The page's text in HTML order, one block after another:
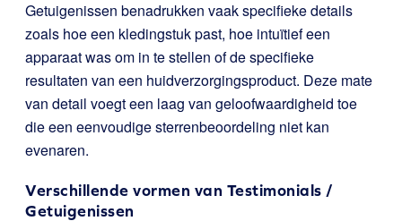
Getuigenissen benadrukken vaak specifieke details
zoals hoe een kledingstuk past, hoe intuïtief een
apparaat was om in te stellen of de specifieke
resultaten van een huidverzorgingsproduct. Deze mate
van detail voegt een laag van geloofwaardigheid toe
die een eenvoudige sterrenbeoordeling niet kan
evenaren.
Verschillende vormen van Testimonials /
Getuigenissen